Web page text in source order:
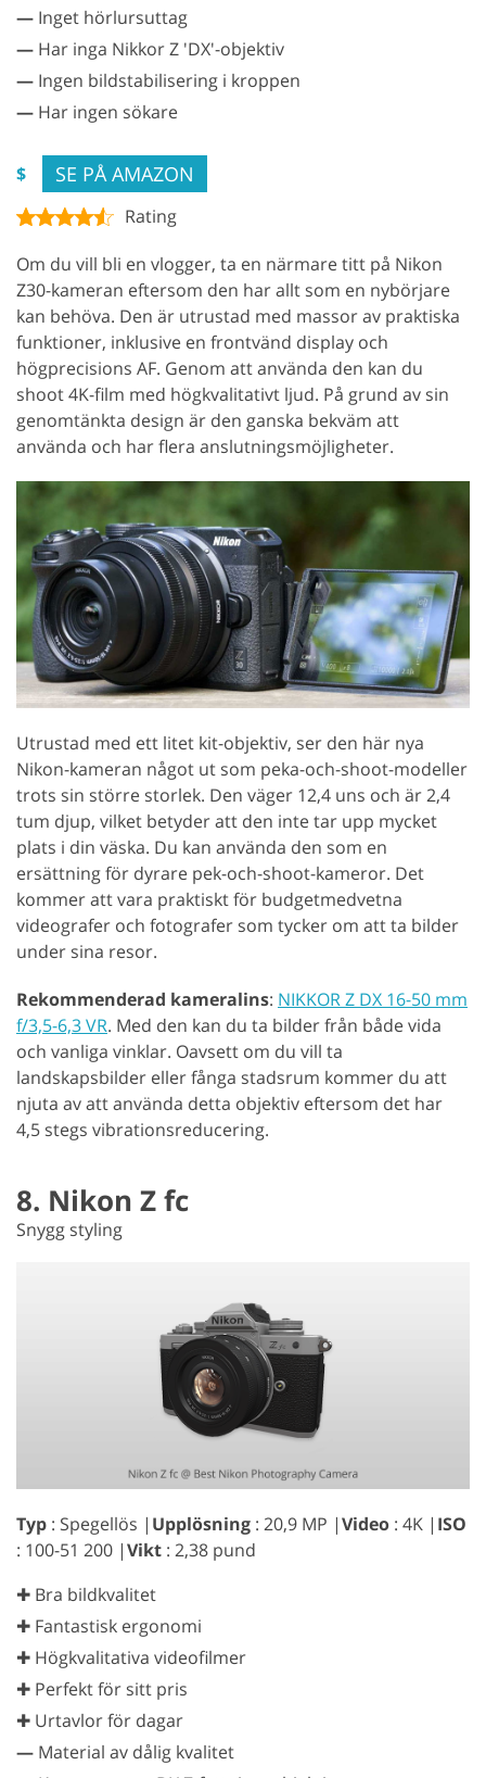
— Inget hörlursuttag
— Har inga Nikkor Z 'DX'-objektiv
— Ingen bildstabilisering i kroppen
— Har ingen sökare
$ SE PÅ AMAZON
Rating
Om du vill bli en vlogger, ta en närmare titt på Nikon
Z30-kameran eftersom den har allt som en nybörjare
kan behöva. Den är utrustad med massor av praktiska
funktioner, inklusive en frontvänd display och
högprecisions AF. Genom att använda den kan du
shoot 4K-film med högkvalitativt ljud. På grund av sin
genomtänkta design är den ganska bekväm att
använda och har flera anslutningsmöjligheter.
Utrustad med ett litet kit-objektiv, ser den här nya
Nikon-kameran något ut som peka-och-shoot-modeller
trots sin större storlek. Den väger 12,4 uns och är 2,4
tum djup, vilket betyder att den inte tar upp mycket
plats i din väska. Du kan använda den som en
ersättning för dyrare pek-och-shoot-kameror. Det
kommer att vara praktiskt för budgetmedvetna
videografer och fotografer som tycker om att ta bilder
under sina resor.
Rekommenderad kameralins: NIKKOR Z DX 16-50 mm
f/3,5-6,3 VR. Med den kan du ta bilder från både vida
och vanliga vinklar. Oavsett om du vill ta
landskapsbilder eller fånga stadsrum kommer du att
njuta av att använda detta objektiv eftersom det har
4,5 stegs vibrationsreducering.
8. Nikon Z fc
Snygg styling
Typ : Spegellös | Upplösning : 20,9 MP |Video : 4K | ISO
: 100-51 200 |Vikt : 2,38 pund
✚ Bra bildkvalitet
✚ Fantastisk ergonomi
✚ Högkvalitativa videofilmer
✚ Perfekt för sitt pris
✚ Urtavlor för dagar
— Material av dålig kvalitet